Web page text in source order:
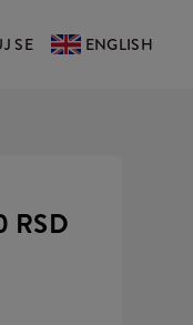
SE ENGLISH
RSD